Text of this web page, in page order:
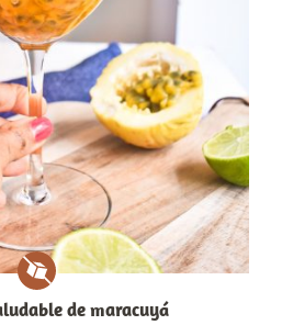
de maracuyá